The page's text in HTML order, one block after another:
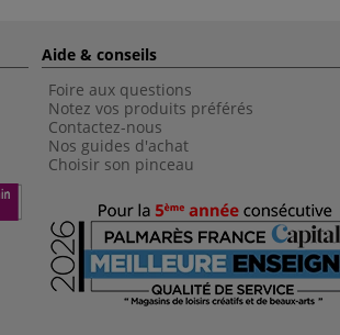
Aide & conseils
Foire aux questions
Notez vos produits préférés
Contactez-nous
Nos guides d'achat
Choisir son pinceau